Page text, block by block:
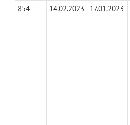
854
14.02.2023 17.01.2023